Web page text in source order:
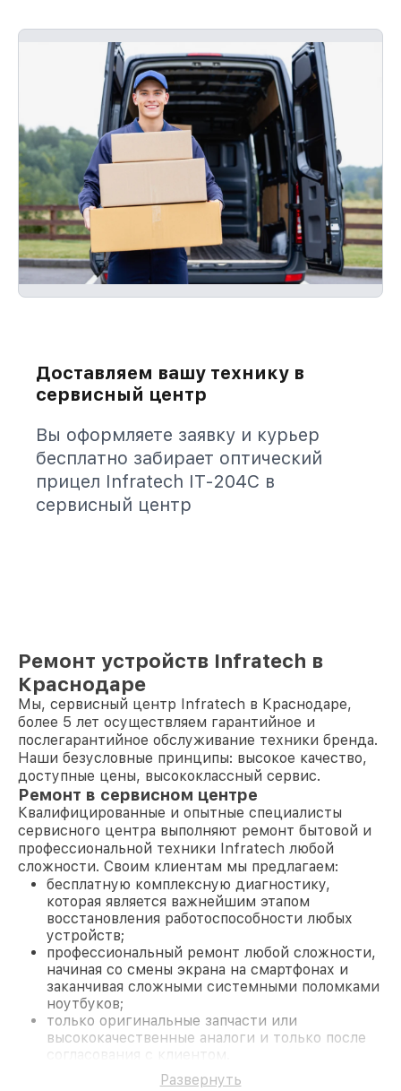
Доставляем вашу технику в
сервисный центр
Вы оформляете заявку и курьер
бесплатно забирает оптический
прицел Infratech IT-204C в
сервисный центр
Ремонт устройств Infratech в
Краснодаре
Мы, сервисный центр Infratech в Краснодаре,
более 5 лет осуществляем гарантийное и
послегарантийное обслуживание техники бренда.
Наши безусловные принципы: высокое качество,
доступные цены, высококлассный сервис.
Ремонт в сервисном центре
Квалифицированные и опытные специалисты
сервисного центра выполняют ремонт бытовой и
профессиональной техники Infratech любой
сложности. Своим клиентам мы предлагаем:
бесплатную комплексную диагностику,
которая является важнейшим этапом
восстановления работоспособности любых
устройств;
профессиональный ремонт любой сложности,
начиная со смены экрана на смартфонах и
заканчивая сложными системными поломками
ноутбуков;
только оригинальные запчасти или
высококачественные аналоги и только после
согласования с клиентом.
На все работы и замененные комплектующие
Развернуть